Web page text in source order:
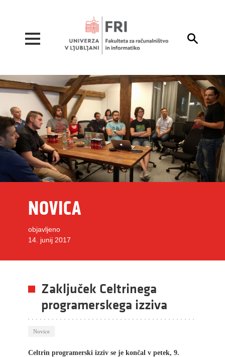

NOVICA
objavljeno
14. junij 2017
Zaključek Celtrinega
programerskega izziva
Novice
Celtrin programerski izziv se je končal v petek, 9.